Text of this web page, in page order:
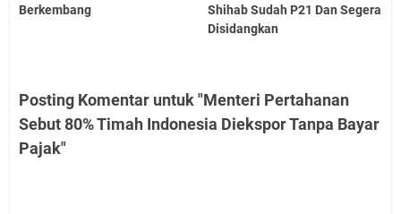
Berkembang
Shihab Sudah P21 Dan Segera
Disidangkan
Posting Komentar untuk "Menteri Pertahanan
Sebut 80% Timah Indonesia Diekspor Tanpa Bayar
Pajak"